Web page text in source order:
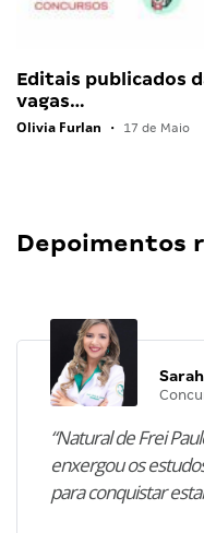
Editais publicados
vagas…
Olivia Furlan • 17 de Maio
Depoimentos
“Natural de Frei
enxergou os
para conquistar